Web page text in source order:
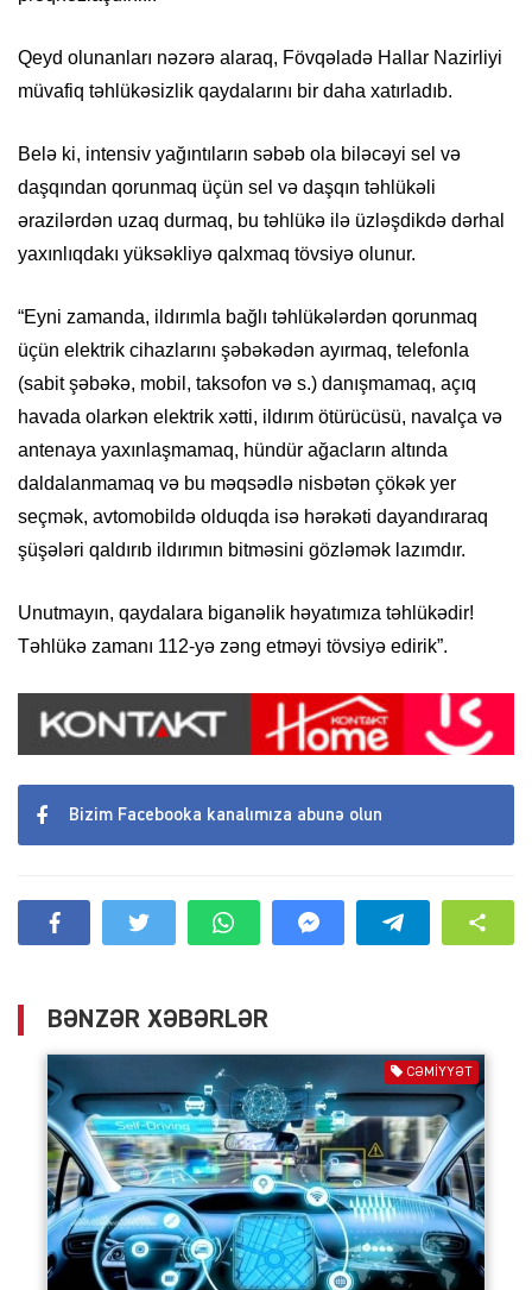
Qeyd olunanları nəzərə alaraq, Fövqəladə Hallar Nazirliyi
müvafiq təhlükəsizlik qaydalarını bir daha xatırladıb.
Belə ki, intensiv yağıntıların səbəb ola biləcəyi sel və
daşqından qorunmaq üçün sel və daşqın təhlükəli
ərazilərdən uzaq durmaq, bu təhlükə ilə üzləşdikdə dərhal
yaxınlıqdakı yüksəkliyə qalxmaq tövsiyə olunur.
“Eyni zamanda, ildırımla bağlı təhlükələrdən qorunmaq
üçün elektrik cihazlarını şəbəkədən ayırmaq, telefonla
(sabit şəbəkə, mobil, taksofon və s.) danışmamaq, açıq
havada olarkən elektrik xətti, ildırım ötürücüsü, navalça və
antenaya yaxınlaşmamaq, hündür ağacların altında
daldalanmamaq və bu məqsədlə nisbətən çökək yer
seçmək, avtomobildə olduqda isə hərəkəti dayandıraraq
şüşələri qaldırıb ildırımın bitməsini gözləmək lazımdır.
Unutmayın, qaydalara biganəlik həyatımıza təhlükədir!
Təhlükə zamanı 112-yə zəng etməyi tövsiyə edirik”.
Bizim Facebooka kanalımıza abunə olun
BƏNZƏR XƏBƏRLƏR
CƏMIYYƏT